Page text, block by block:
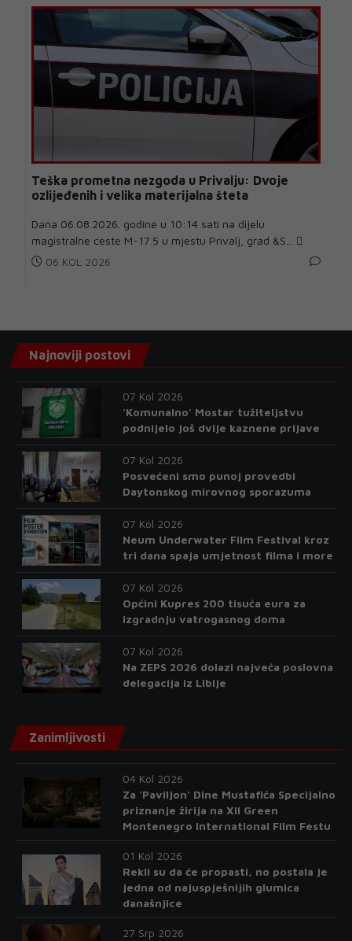
Teška prometna nezgoda u Privalju: Dvoje
ozlijeđenih i velika materijalna šteta
Dana 06.08.2026. godine u 10:14 sati na dijelu
magistralne ceste M-17.5 u mjestu Privalj, grad &S...
06 KOL 2026
Najnoviji postovi
07 Kol 2026
'Komunalno' Mostar tužiteljstvu
podnijelo još dvije kaznene prijave
07 Kol 2026
Posvećeni smo punoj provedbi
Daytonskog mirovnog sporazuma
07 Kol 2026
Neum Underwater Film Festival kroz
tri dana spaja umjetnost filma i more
07 Kol 2026
Općini Kupres 200 tisuća eura za
izgradnju vatrogasnog doma
07 Kol 2026
Na ZEPS 2026 dolazi najveća poslovna
delegacija iz Libije
Zanimljivosti
04 Kol 2026
Za 'Paviljon' Dine Mustafića Specijalno
priznanje žirija na XII Green
Montenegro International Film Festu
01 Kol 2026
Rekli su da će propasti, no postala je
jedna od najuspješnijih glumica
današnjice
27 Srp 2026